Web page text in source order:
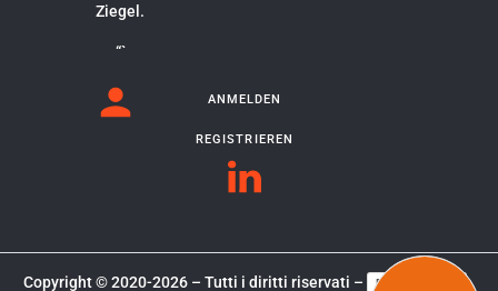
Ziegel.
“`
ANMELDEN
REGISTRIEREN
Copyright © 2020-2026 – Tutti i diritti riservati – Privacy Policy